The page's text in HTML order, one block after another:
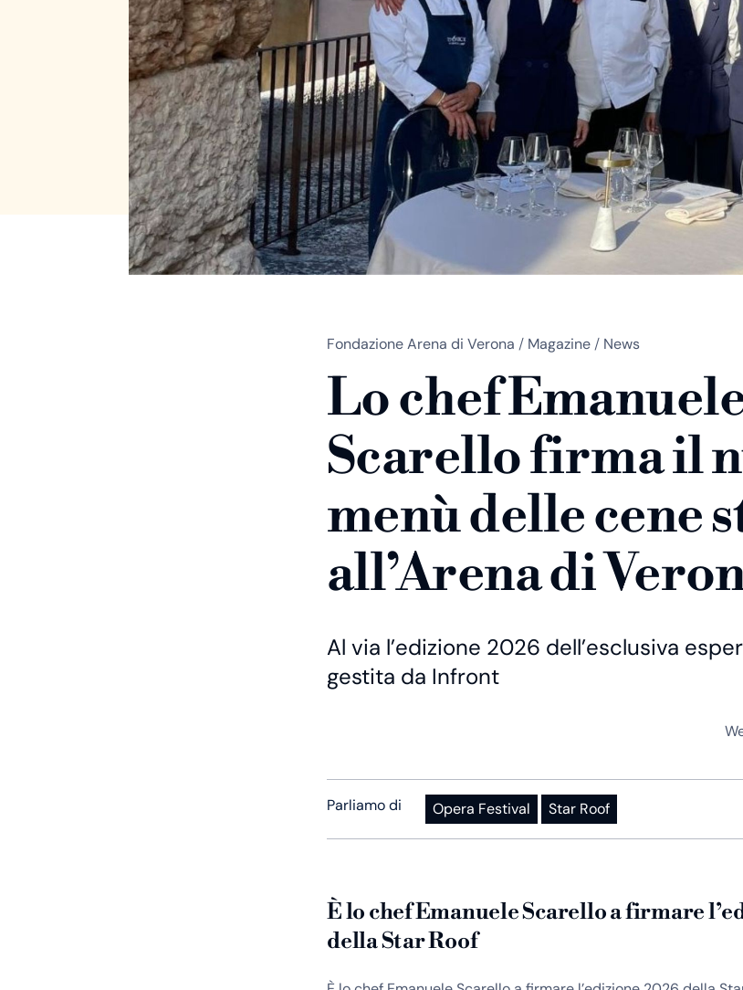
Fondazione Arena di Verona / Magazine/ News
Lo chef
Scarello firma il
menù delle cene
all’Arena di
Al via l’edizione 2026 dell’esclusiva
gestita da Infront
Parliamo di Opera Festival Star Roof
È lo chef Emanuele Scarello a firmare
della Star Roof